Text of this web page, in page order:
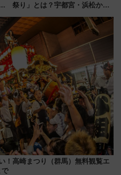
祭り」とは？宇都宮・浜松から
を食べ比べ【7月25日・26日開
催】
！高崎まつり（群馬）無料観覧エ
で